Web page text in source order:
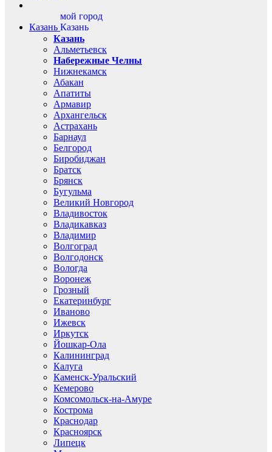
Казань
мой город
Казань
Казань
Альметьевск
Набережные Челны
Нижнекамск
Абакан
Апатиты
Армавир
Архангельск
Астрахань
Барнаул
Белгород
Биробиджан
Братск
Брянск
Бугульма
Великий Новгород
Владивосток
Владикавказ
Владимир
Волгоград
Волгодонск
Вологда
Воронеж
Грозный
Екатеринбург
Иваново
Ижевск
Иркутск
Йошкар-Ола
Калининград
Калуга
Каменск-Уральский
Кемерово
Комсомольск-на-Амуре
Кострома
Краснодар
Красноярск
Липецк